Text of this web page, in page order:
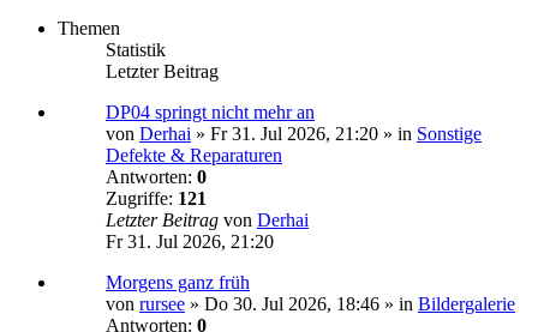
Themen
Statistik
Letzter Beitrag
DP04 springt nicht mehr an
von Derhai » Fr 31. Jul 2026, 21:20 » in Sonstige
Defekte & Reparaturen
Antworten: 0
Zugriffe: 121
Letzter Beitrag von Derhai
Fr 31. Jul 2026, 21:20
Morgens ganz früh
von rursee » Do 30. Jul 2026, 18:46 » in Bildergalerie
Antworten: 0